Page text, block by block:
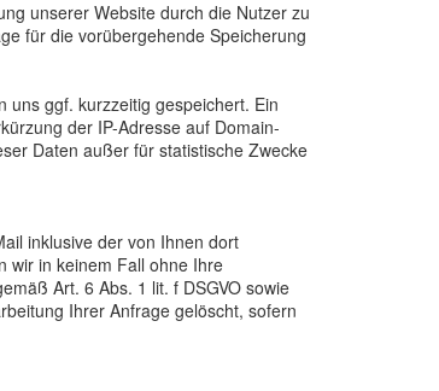
unserer Website durch die Nutzer zu
für die vorübergehende Speicherung
uns ggf. kurzzeitig gespeichert. Ein
der IP-Adresse auf Domain-
Daten außer für statistische Zwecke
inklusive der von Ihnen dort
wir in keinem Fall ohne Ihre
Art. 6 Abs. 1 lit. f DSGVO sowie
Ihrer Anfrage gelöscht, sofern